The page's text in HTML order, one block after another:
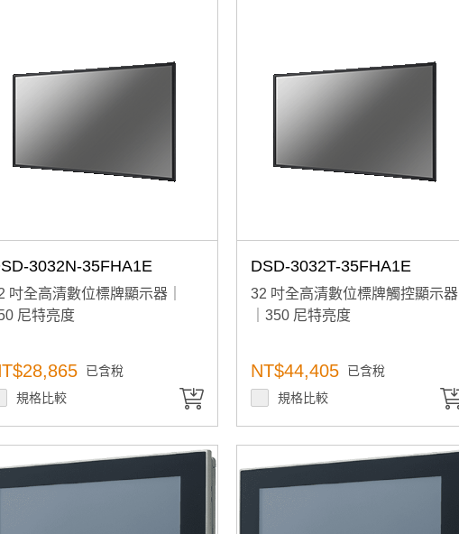
3032N-35FHA1E
吋全高清數位標牌顯示器｜
尼特亮度
已含稅
規格比較
DSD-3032T-35FHA1E
32 吋全高清數位標牌觸控顯示器
｜350 尼特亮度
NT$44,405
已含稅
規格比較